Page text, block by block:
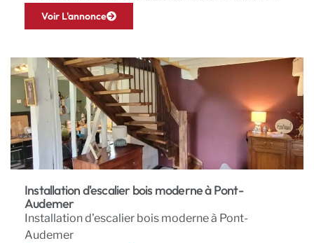
Voir L'annonce
Installation d'escalier bois moderne à Pont-
Audemer
Installation d’escalier bois moderne à Pont-
Audemer